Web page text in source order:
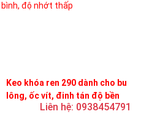
Keo khóa ren 290 dành cho bu
lông, ốc vít, đinh tán độ bền
trung bình, độ nhớt thấp
Liên hệ: 0938454791